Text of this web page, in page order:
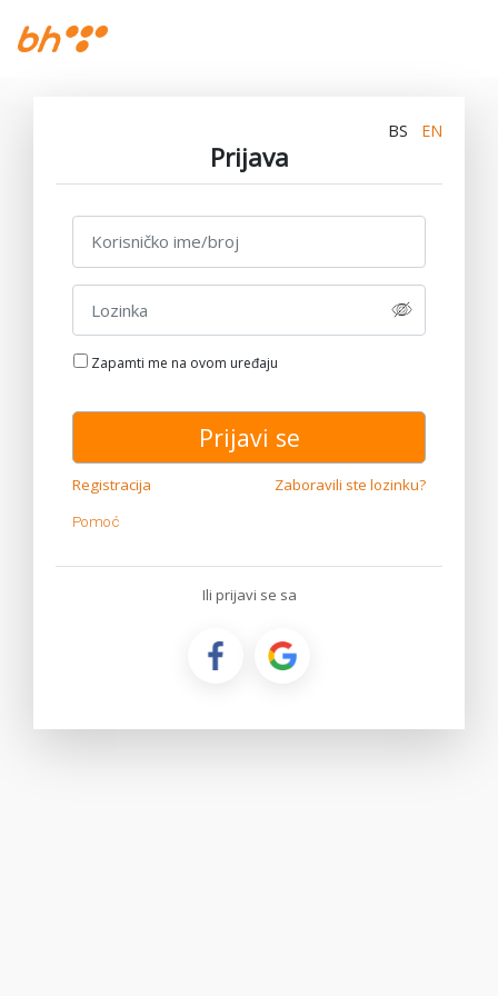
BS EN
Prijava
Zapamti me na ovom uređaju
Prijavi se
Registracija Zaboravili ste lozinku?
Pomoć
Ili prijavi se sa